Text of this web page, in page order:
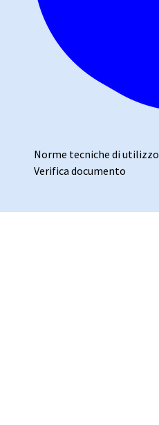
Norme tecniche di utilizzo
Verifica documento